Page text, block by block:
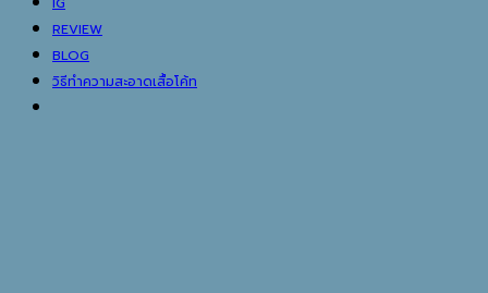
REVIEW
BLOG
วิธีทำความสะอาดเสื้อโค้ท